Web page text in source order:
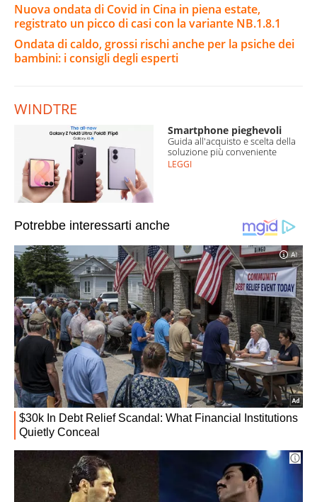
Nuova ondata di Covid in Cina in piena estate,
registrato un picco di casi con la variante NB.1.8.1
Ondata di caldo, grossi rischi anche per la psiche dei
bambini: i consigli degli esperti
WINDTRE
Smartphone pieghevoli
Guida all'acquisto e scelta della
soluzione più conveniente
LEGGI